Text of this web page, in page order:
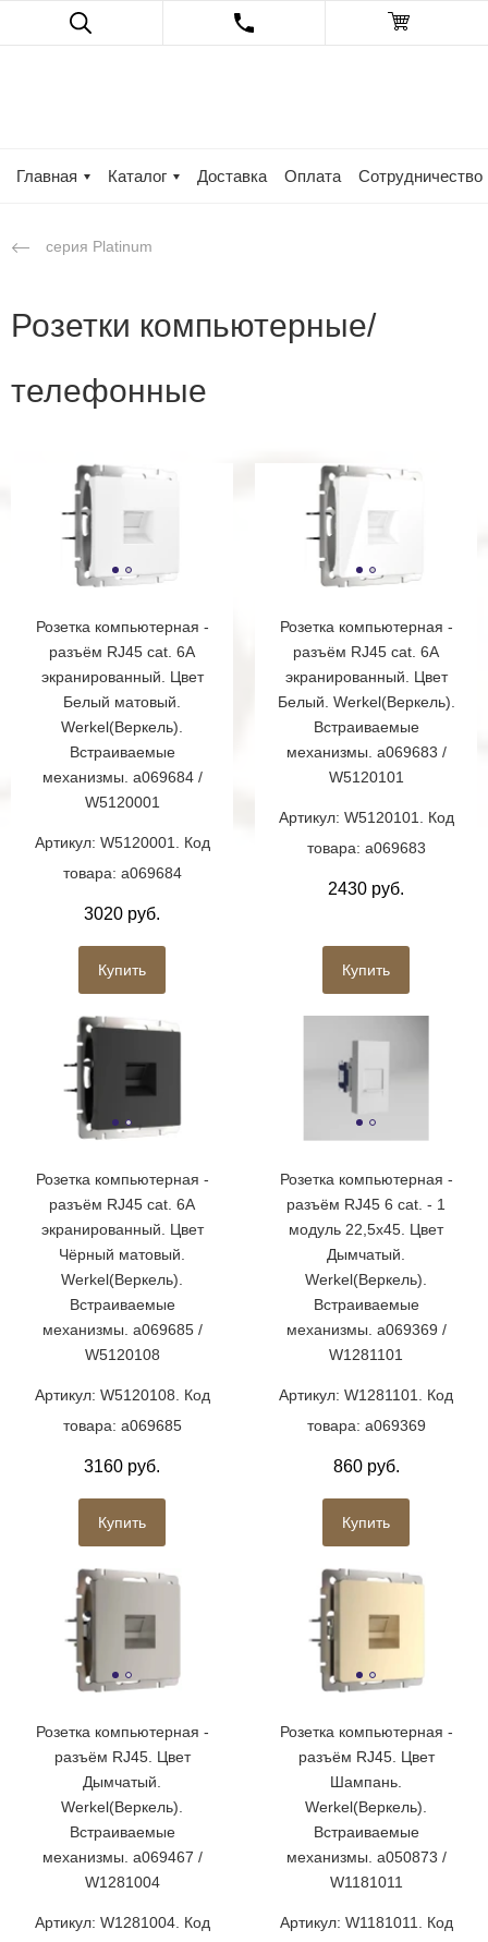
Главная Каталог Доставка Оплата Сотрудничество
серия Platinum
Розетки компьютерные/
телефонные
Розетка компьютерная -
разъём RJ45 cat. 6A
экранированный. Цвет
Белый матовый.
Werkel(Веркель).
Встраиваемые
механизмы. a069684 /
W5120001
Артикул: W5120001. Код
товара: a069684
3020 руб.
Купить
Розетка компьютерная -
разъём RJ45 cat. 6A
экранированный. Цвет
Белый. Werkel(Веркель).
Встраиваемые
механизмы. a069683 /
W5120101
Артикул: W5120101. Код
товара: a069683
2430 руб.
Купить
Розетка компьютерная -
разъём RJ45 cat. 6A
экранированный. Цвет
Чёрный матовый.
Werkel(Веркель).
Встраиваемые
механизмы. a069685 /
W5120108
Артикул: W5120108. Код
товара: a069685
3160 руб.
Купить
Розетка компьютерная -
разъём RJ45 6 cat. - 1
модуль 22,5х45. Цвет
Дымчатый.
Werkel(Веркель).
Встраиваемые
механизмы. a069369 /
W1281101
Артикул: W1281101. Код
товара: a069369
860 руб.
Купить
Розетка компьютерная -
разъём RJ45. Цвет
Дымчатый.
Werkel(Веркель).
Встраиваемые
механизмы. a069467 /
W1281004
Артикул: W1281004. Код
Розетка компьютерная -
разъём RJ45. Цвет
Шампань.
Werkel(Веркель).
Встраиваемые
механизмы. a050873 /
W1181011
Артикул: W1181011. Код